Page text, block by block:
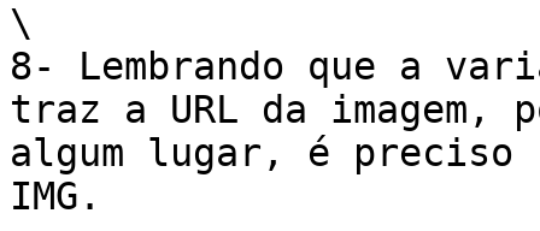
\
8- Lembrando que a
traz a URL da imagem,
algum lugar, é preciso
IMG.